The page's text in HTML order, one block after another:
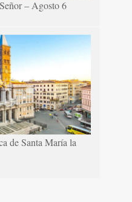
– Agosto 6
de Santa María la